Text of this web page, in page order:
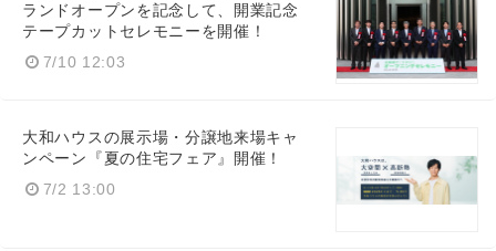
ランドオープンを記念して、開業記念
テープカットセレモニーを開催！
7/10 12:03
大和ハウスの展示場・分譲地来場キャ
ンペーン『夏の住宅フェア』開催！
7/2 13:00